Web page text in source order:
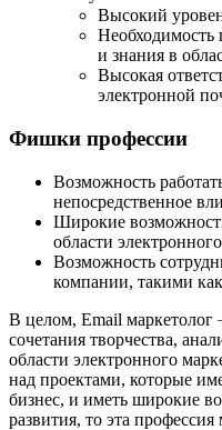
Высокий
Необходимость
и знания в
Высокая
электронной
Фишки профессии
Возможность
непосредственное
Широкие
области
Возможность
компании, такими
В целом, Email маркетолог
сочетания творчества,
области электронного
над проектами, которые
бизнес, и иметь широкие
развития, то эта